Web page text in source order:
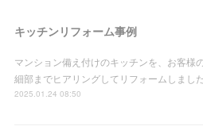
キッチンリフォーム事例
マンション備え付けのキッチンを、お客様
細部までヒアリングしてリフォームしました
2025.01.24 08:50